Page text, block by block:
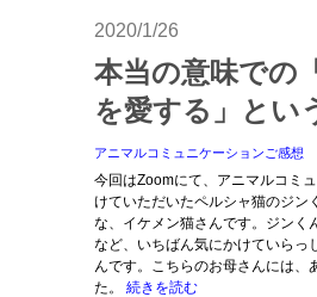
2020/1/26
本当の意味での
を愛する」とい
アニマルコミュニケーションご感想
今回はZoomにて、アニマルコミ
けていただいたペルシャ猫のジン
な、イケメン猫さんです。ジンく
など、いちばん気にかけていらっ
んです。こちらのお母さんには、
た。 続きを読む